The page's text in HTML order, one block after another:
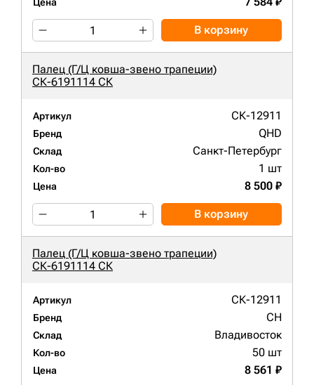
В корзину
Палец (Г/Ц ковша-звено трапеции)
СК-6191114 СК
Артикул СК-12911
Бренд QHD
Склад Санкт-Петербург
Кол-во 1 шт
Цена 8 500 ₽
В корзину
Палец (Г/Ц ковша-звено трапеции)
СК-6191114 СК
Артикул СК-12911
Бренд CH
Склад Владивосток
Кол-во 50 шт
Цена 8 561 ₽